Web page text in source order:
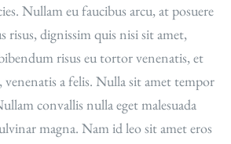
Nullam eu faucibus arcu, at posuere
risus, dignissim quis nisi sit amet,
risus eu tortor venenatis, et
venenatis a felis. Nulla sit amet tempor
convallis nulla eget malesuada
magna. Nam id leo sit amet eros